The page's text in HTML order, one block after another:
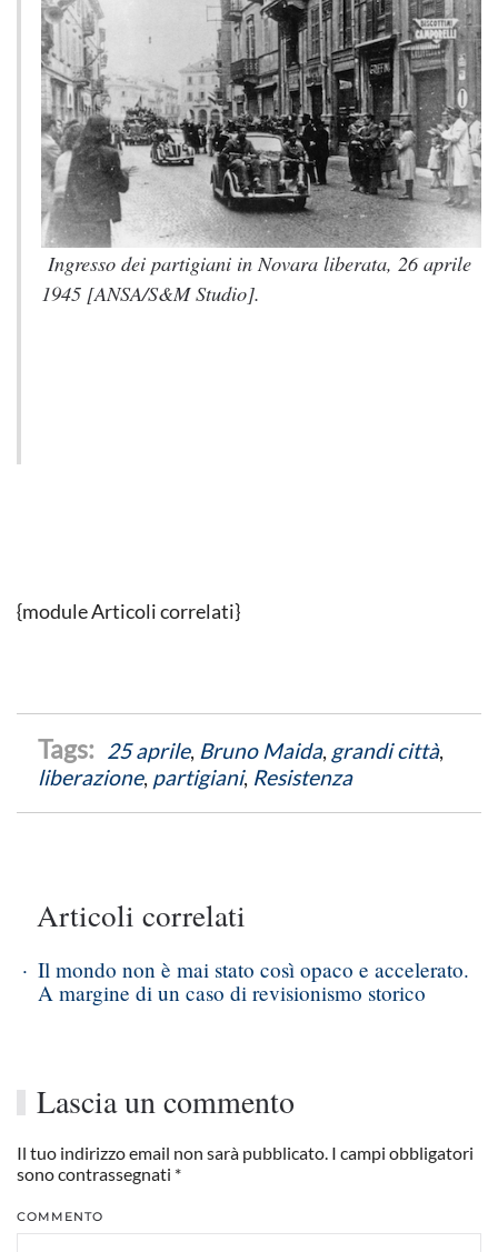
Ingresso dei partigiani in Novara liberata, 26 aprile
1945 [ANSA/S&M Studio].
{module Articoli correlati}
25 aprile, Bruno Maida, grandi città,
liberazione, partigiani, Resistenza
Articoli correlati
Il mondo non è mai stato così opaco e accelerato.
A margine di un caso di revisionismo storico
Lascia un commento
Il tuo indirizzo email non sarà pubblicato. I campi obbligatori
sono contrassegnati *
COMMENTO